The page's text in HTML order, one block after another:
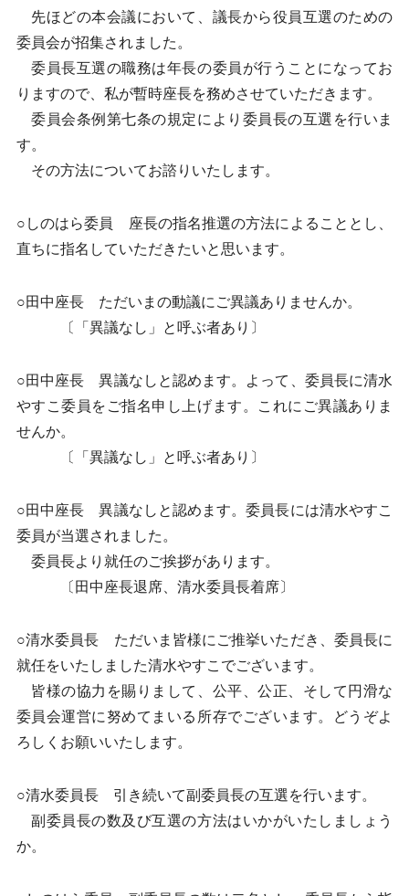
先ほどの本会議において、議長から役員互選のための
委員会が招集されました。
委員長互選の職務は年長の委員が行うことになってお
りますので、私が暫時座長を務めさせていただきます。
委員会条例第七条の規定により委員長の互選を行いま
す。
その方法についてお諮りいたします。
○しのはら委員 座長の指名推選の方法によることとし、
直ちに指名していただきたいと思います。
○田中座長 ただいまの動議にご異議ありませんか。
〔「異議なし」と呼ぶ者あり〕
○田中座長 異議なしと認めます。よって、委員長に清水
やすこ委員をご指名申し上げます。これにご異議ありま
せんか。
〔「異議なし」と呼ぶ者あり〕
○田中座長 異議なしと認めます。委員長には清水やすこ
委員が当選されました。
委員長より就任のご挨拶があります。
〔田中座長退席、清水委員長着席〕
○清水委員長 ただいま皆様にご推挙いただき、委員長に
就任をいたしました清水やすこでございます。
皆様の協力を賜りまして、公平、公正、そして円滑な
委員会運営に努めてまいる所存でございます。どうぞよ
ろしくお願いいたします。
○清水委員長 引き続いて副委員長の互選を行います。
副委員長の数及び互選の方法はいかがいたしましょう
か。